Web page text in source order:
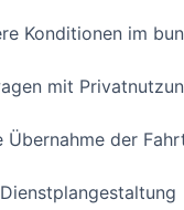
Konditionen im
mit
Übernahme der